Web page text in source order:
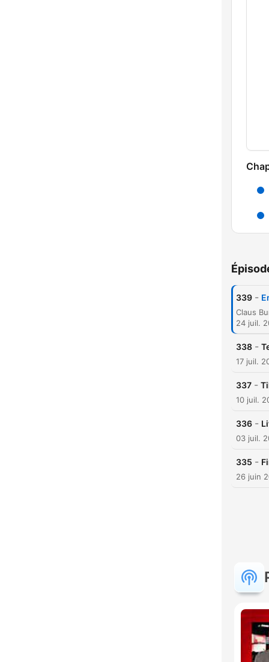
339 -
24 juil.
338 -
17 juil.
337 -
10 juil.
336 -
03 juil.
335 -
26 juin